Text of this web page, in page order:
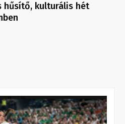
hűsítő, kulturális hét